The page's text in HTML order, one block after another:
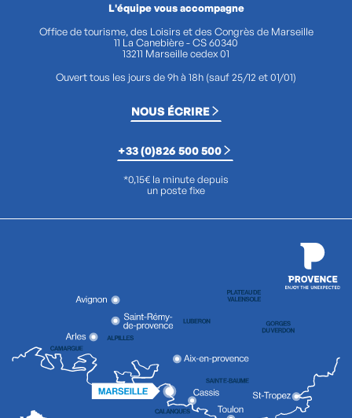
L'équipe vous accompagne
Office de tourisme, des Loisirs et des Congrès de Marseille
11 La Canebière - CS 60340
13211 Marseille cedex 01
Ouvert tous les jours de 9h à 18h (sauf 25/12 et 01/01)
NOUS ÉCRIRE
+33 (0)826 500 500
*0,15€ la minute depuis
un poste fixe